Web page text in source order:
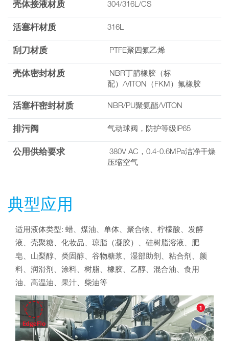
壳体接液材质 304/316L/CS
活塞杆材质 316L
刮刀材质 PTFE聚四氟乙烯
壳体密封材质
NBR丁腈橡胶（标
配）/VITON（FKM）氟橡胶
活塞杆密封材质 NBR/PU聚氨酯/VITON
排污阀 气动球阀，防护等级IP65
公用供给要求
380V AC，0.4-0.6MPa洁净干燥
压缩空气
典型应用
适用液体类型: 蜡、煤油、单体、聚合物、柠檬酸、发酵
液、壳聚糖、化妆品、琼脂（凝胶）、硅树脂溶液、肥
皂、山梨醇、类固醇、谷物糖浆、湿部助剂、粘合剂、颜
料、润滑剂、涂料、树脂、橡胶、乙醇、混合油、食用
油、高温油、果汁、柴油等